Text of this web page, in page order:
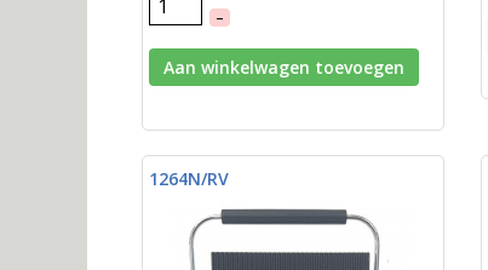
–
Aan winkelwagen toevoegen
1264N/RV